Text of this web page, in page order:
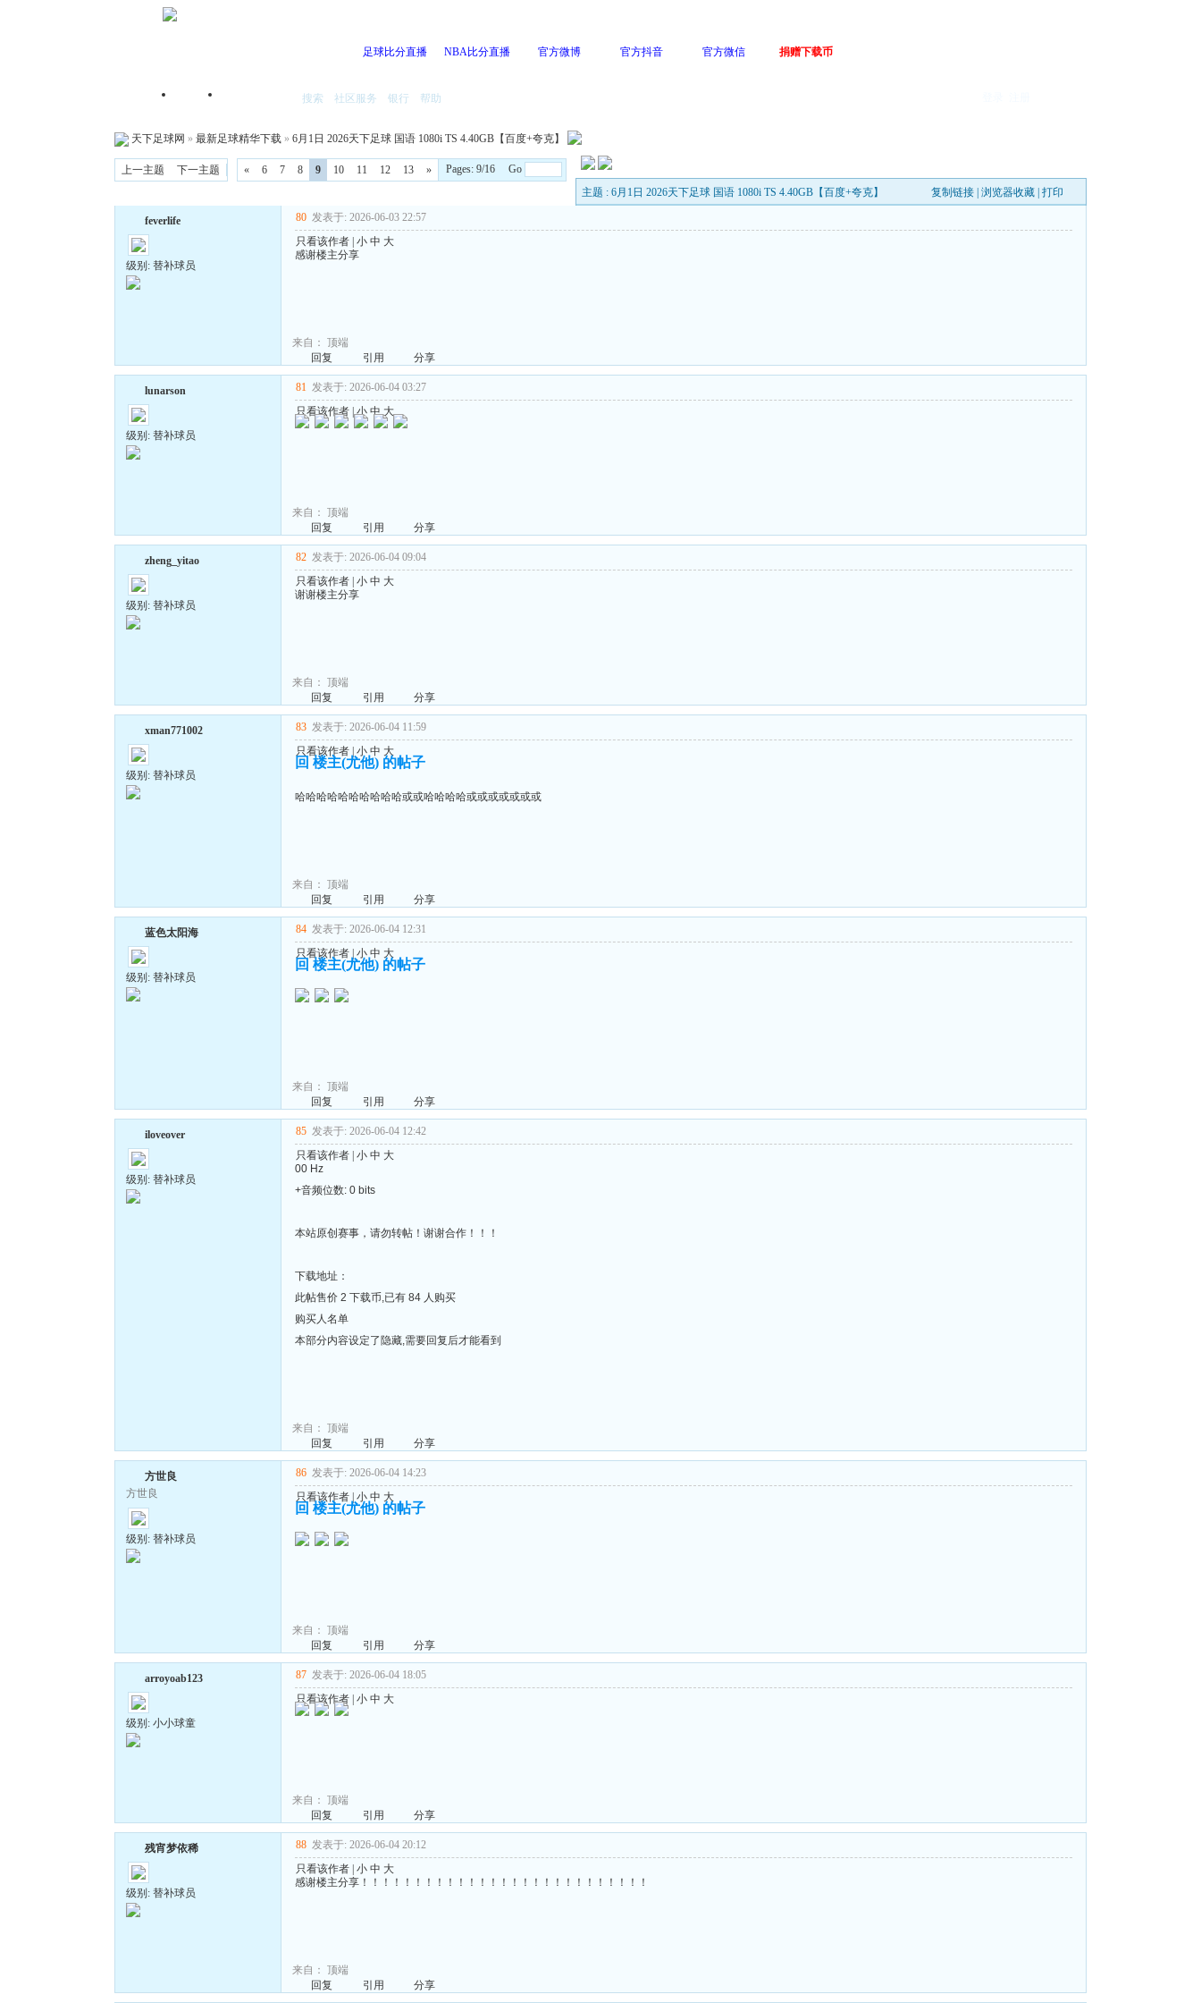
足球比分直播 NBA比分直播 官方微博 官方抖音 官方微信 捐赠下载币
首页 搜索 社区服务 银行 帮助
天下足球网 » 最新足球精华下载 » 6月1日 2026天下足球 国语 1080i TS 4.40GB【百度+夸克】
上一主题 下一主题 « 6 7 8 9 10 11 12 13 »
Pages: 9/16 Go
主题 : 6月1日 2026天下足球 国语 1080i TS 4.40GB【百度+夸克】
复制链接| 浏览器收藏| 打印
feverlife
级别: 替补球员
80 发表于: 2026-06-03 22:57
只看该作者| 小 中 大
感谢楼主分享
来自： 顶端
回复
引用 分享
lunarson
级别: 替补球员
81 发表于: 2026-06-04 03:27
只看该作者|小 中 大
来自： 顶端
回复
引用 分享
zheng_yitao
级别: 替补球员
82 发表于: 2026-06-04 09:04
只看该作者| 小 中 大
谢谢楼主分享
来自： 顶端
回复
引用 分享
xman771002
级别: 替补球员
83 发表于: 2026-06-04 11:59
只看该作者| 小 中 大
回 楼主(尤他) 的帖子
哈哈哈哈哈哈哈哈哈哈或或哈哈哈哈或或或或或或或
来自： 顶端
回复
引用 分享
蓝色太阳海
级别: 替补球员
84 发表于: 2026-06-04 12:31
只看该作者| 小 中 大
回 楼主(尤他) 的帖子
来自： 顶端
回复
引用 分享
iloveover
级别: 替补球员
85 发表于: 2026-06-04 12:42
只看该作者| 小 中 大
00 Hz
+音频位数: 0 bits
本站原创赛事，请勿转帖！谢谢合作！！！
下载地址：
此帖售价 2 下载币,已有 84 人购买
购买人名单
本部分内容设定了隐藏,需要回复后才能看到
来自： 顶端
回复
引用 分享
方世良
方世良
级别: 替补球员
86 发表于: 2026-06-04 14:23
只看该作者| 小 中 大
回 楼主(尤他) 的帖子
来自： 顶端
回复
引用 分享
arroyoab123
级别: 小小球童
87 发表于: 2026-06-04 18:05
只看该作者| 小 中 大
来自： 顶端
回复
引用 分享
残宵梦依稀
级别: 替补球员
88 发表于: 2026-06-04 20:12
只看该作者| 小 中 大
感谢楼主分享！！！！！！！！！！！！！！！！！！！！！！！！！！！
来自： 顶端
回复
引用 分享